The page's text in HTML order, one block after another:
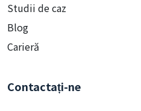
Studii de caz
Blog
Carieră
Contactați-ne